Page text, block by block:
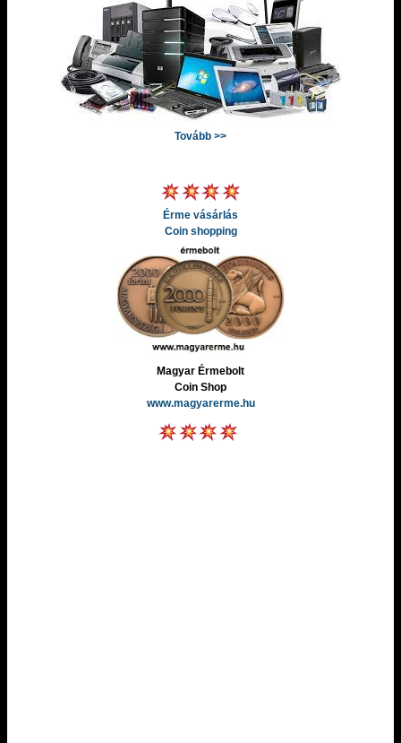
Tovább >>
Érme vásárlás
Coin shopping
Magyar Érmebolt
Coin Shop
www.magyarerme.hu